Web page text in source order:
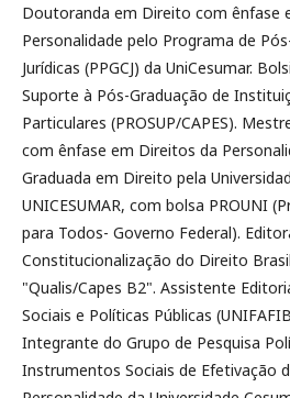
Doutoranda em Direito com ênfase
Personalidade pelo Programa de
Jurídicas (PPGCJ) da UniCesumar.
Suporte à Pós-Graduação de
Particulares (PROSUP/CAPES).
com ênfase em Direitos da
Graduada em Direito pela
UNICESUMAR, com bolsa PROUNI
para Todos- Governo Federal).
Constitucionalização do Direito
"Qualis/Capes B2". Assistente
Sociais e Políticas Públicas
Integrante do Grupo de Pesquisa
Instrumentos Sociais de Efetivação